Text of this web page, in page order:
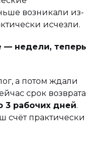
возникали из-
исчезли.
— недели, теперь
а потом ждали
срок возврата
3 рабочих дней.
счёт практически